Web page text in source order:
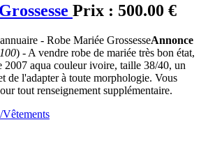
Prix : 500.00 €
Annonce
) - A vendre robe de mariée très bon état,
2007 aqua couleur ivoire, taille 38/40, un
de l'adapter à toute morphologie. Vous
tout renseignement supplémentaire.